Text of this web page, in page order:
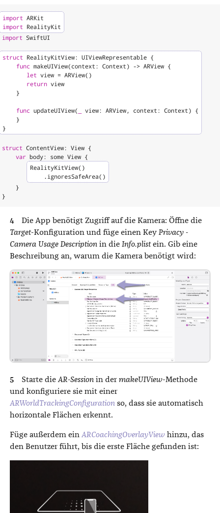
import ARKit
import RealityKit
import SwiftUI
struct RealityKitView: UIViewRepresentable {
func makeUIView(context : Context) -> ARView {
let view = ARView()
return view
}
func updateUIView( view: ARView, context : Context) {
}
}
struct ContentView: View {
var body: some View {
RealityKitView()
.ignoresSafeArea()
}
}
Die App benötigt Zugriff auf die Kamera: Öffne die
Target-Konfiguration und füge einen Key Privacy -
Camera Usage Description in die Info.plistein. Gib eine
Beschreibung an, warum die Kamera benötigt wird:
Starte die AR-Session in der makeUIView-Methode
und konfiguriere sie mit einer
ARWorldTrackingConfiguration so, dass sie automatisch
horizontale Flächen erkennt.
Füge außerdem ein ARCoachingOverlayView hinzu, das
den Benutzer führt, bis die erste Fläche gefunden ist: